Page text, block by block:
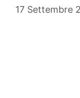
17 Settembre